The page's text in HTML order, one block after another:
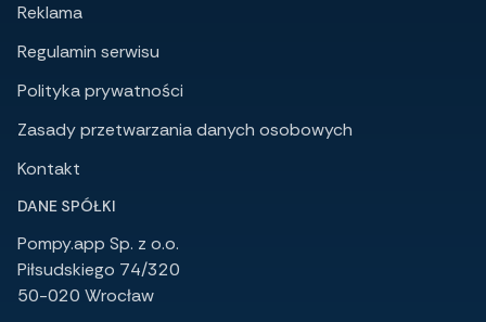
Reklama
Regulamin serwisu
Polityka prywatności
Zasady przetwarzania danych osobowych
Kontakt
DANE SPÓŁKI
Pompy.app Sp. z o.o.
Piłsudskiego 74/320
50-020 Wrocław